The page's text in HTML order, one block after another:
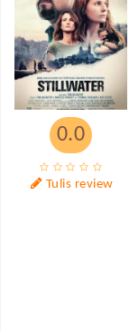
0.0
Tulis review